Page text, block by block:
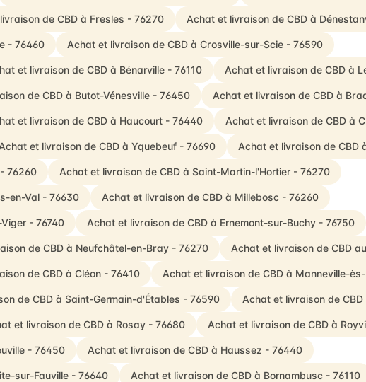
de CBD à Fresles - 76270 Achat et livraison de CBD à
- 76460 Achat et livraison de CBD à Crosville-sur-Scie - 76590
et livraison de CBD à Bénarville - 76110 Achat et livraison de CBD à
de CBD à Butot-Vénesville - 76450 Achat et livraison de CBD à
et livraison de CBD à Haucourt - 76440 Achat et livraison de CBD à
Achat et livraison de CBD à Yquebeuf - 76690 Achat et livraison de CBD
76260 Achat et livraison de CBD à Saint-Martin-l'Hortier - 76270
en-Val - 76630 Achat et livraison de CBD à Millebosc - 76260
- 76740 Achat et livraison de CBD à Ernemont-sur-Buchy - 76750
de CBD à Neufchâtel-en-Bray - 76270 Achat et livraison de CBD
de CBD à Cléon - 76410 Achat et livraison de CBD à Manneville-
de CBD à Saint-Germain-d'Étables - 76590 Achat et livraison de
et livraison de CBD à Rosay - 76680 Achat et livraison de CBD à
- 76450 Achat et livraison de CBD à Haussez - 76440
sur-Fauville - 76640 Achat et livraison de CBD à Bornambusc - 76110